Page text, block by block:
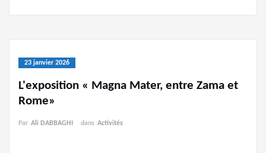
23 janvier 2026
L'exposition « Magna Mater, entre Zama et
Rome»
Par Ali DABBAGHI dans Activités